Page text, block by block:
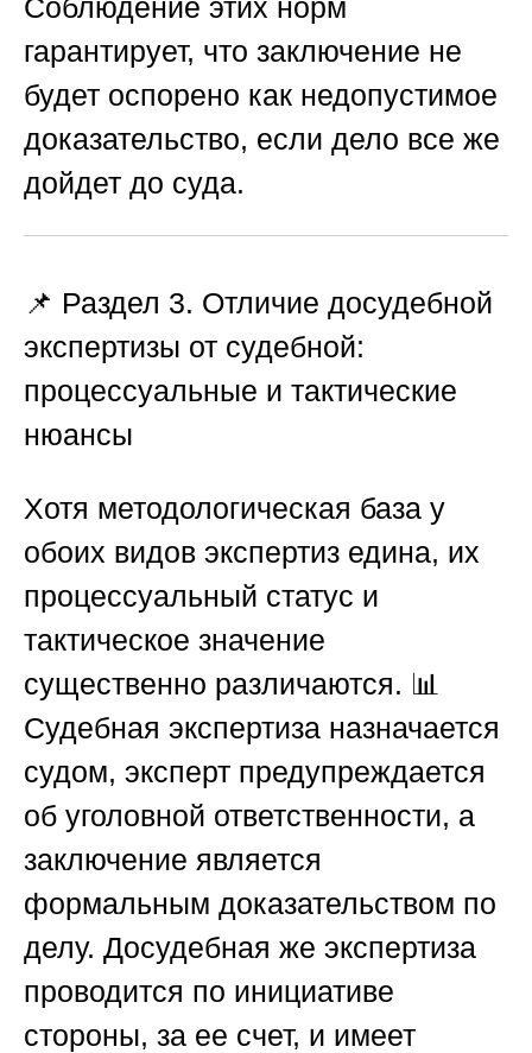
Соблюдение этих норм
гарантирует, что заключение не
будет оспорено как недопустимое
доказательство, если дело все же
дойдет до суда.
📌 Раздел 3. Отличие досудебной
экспертизы от судебной:
процессуальные и тактические
нюансы
Хотя методологическая база у
обоих видов экспертиз едина, их
процессуальный статус и
тактическое значение
существенно различаются. 📊
Судебная экспертиза назначается
судом, эксперт предупреждается
об уголовной ответственности, а
заключение является
формальным доказательством по
делу. Досудебная же экспертиза
проводится по инициативе
стороны, за ее счет, и имеет